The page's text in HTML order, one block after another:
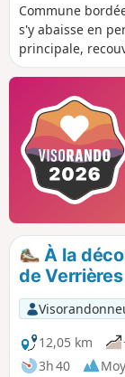
Commune
s'y abaisse en
principale,
commune et
À la
de Verrières
12,05 km
3h 40